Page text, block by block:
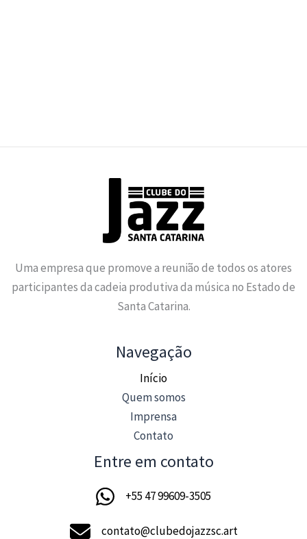
Uma empresa que promove a reunião de todos os atores
participantes da cadeia produtiva da música no Estado de
Santa Catarina.
Navegação
Início
Quem somos
Imprensa
Contato
Entre em contato
+55 47 99609-3505
contato@clubedojazzsc.art